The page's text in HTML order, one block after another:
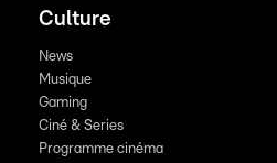
Culture
News
Musique
Gaming
Ciné & Series
Programme cinéma